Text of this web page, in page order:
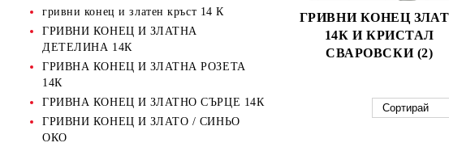
гривни конец и златен кръст 14 К
ГРИВНИ КОНЕЦ И ЗЛАТНА
ДЕТЕЛИНА 14К
ГРИВНА КОНЕЦ И ЗЛАТНА РОЗЕТА
14К
ГРИВНА КОНЕЦ И ЗЛАТНО СЪРЦЕ 14К
ГРИВНИ КОНЕЦ И ЗЛАТО / СИНЬО
ОКО
ГРИВНИ КОНЕЦ
14К И КРИСТАЛ
СВАРОВСКИ (2)